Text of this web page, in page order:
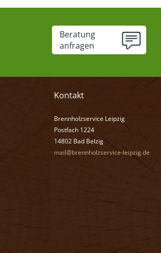
Beratung
anfragen
Kontakt
Brennholzservice Leipzig
Postfach 1224
14802 Bad Belzig
mail@brennholzservice-leipzig.de